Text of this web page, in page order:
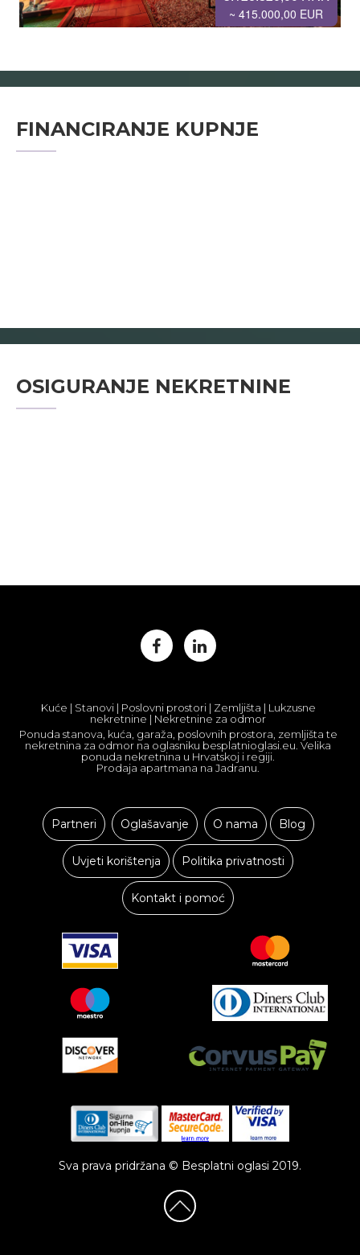
~ 415.000,00 EUR
FINANCIRANJE KUPNJE
OSIGURANJE NEKRETNINE
Kuće | Stanovi | Poslovni prostori | Zemljišta | Lukzusne
nekretnine | Nekretnine za odmor
Ponuda stanova, kuća, garaža, poslovnih prostora, zemljišta te
nekretnina za odmor na oglasniku besplatnioglasi.eu. Velika
ponuda nekretnina u Hrvatskoj i regiji.
Prodaja apartmana na Jadranu.
Partneri Oglašavanje O nama Blog
Uvjeti korištenja Politika privatnosti
Kontakt i pomoć
Sva prava pridržana © Besplatni oglasi 2019.